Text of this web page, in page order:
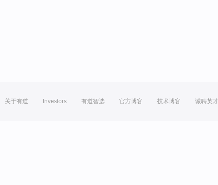
关于有道 Investors 有道智选 官方博客 技术博客 诚聘英才